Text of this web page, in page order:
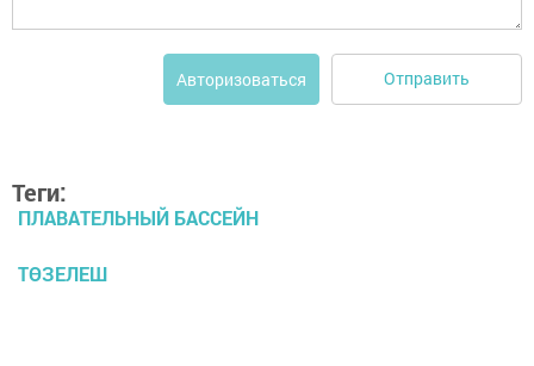
Авторизоваться Отправить
Теги:
ПЛАВАТЕЛЬНЫЙ БАССЕЙН
ТӨЗЕЛЕШ